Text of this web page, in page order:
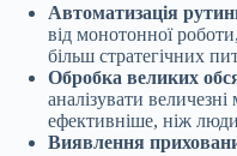
Автоматизація
від монотонної
більш стратегічних
Обробка великих
аналізувати
ефективніше, ніж
Виявлення